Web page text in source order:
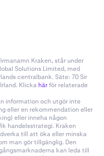
Kraken, står under
Solutions Limited, med
centralbank. Säte: 70 Sir
Irland. Klicka härför relaterade
information och utgör inte
eller en rekommendation eller
eller inneha någon
handelsstrategi. Kraken
till att öka eller minska
man gör tillgänglig. Den
kan leda till